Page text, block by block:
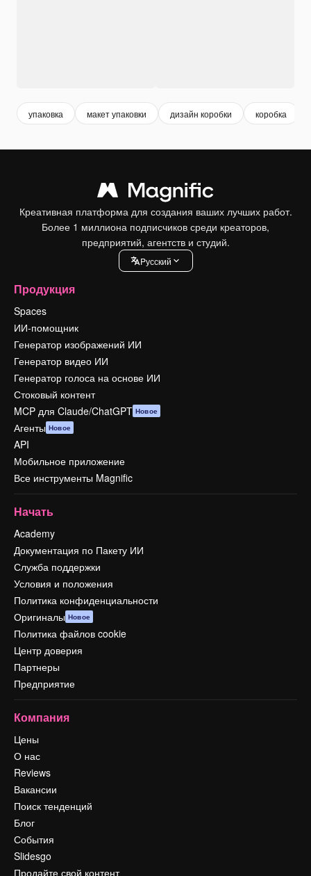
упаковка макет упаковки дизайн коробки коробка
Креативная платформа для создания ваших лучших работ.
Более 1 миллиона подписчиков среди креаторов,
предприятий, агентств и студий.
Pусский
Продукция
Spaces
ИИ-помощник
Генератор изображений ИИ
Генератор видео ИИ
Генератор голоса на основе ИИ
Стоковый контент
MCP для Claude/ChatGPT Новое
Агенты Новое
API
Мобильное приложение
Все инструменты Magnific
Начать
Academy
Документация по Пакету ИИ
Служба поддержки
Условия и положения
Политика конфиденциальности
Оригиналы Новое
Политика файлов cookie
Центр доверия
Партнеры
Предприятие
Компания
Цены
О нас
Reviews
Вакансии
Поиск тенденций
Блог
События
Slidesgo
Продайте свой контент